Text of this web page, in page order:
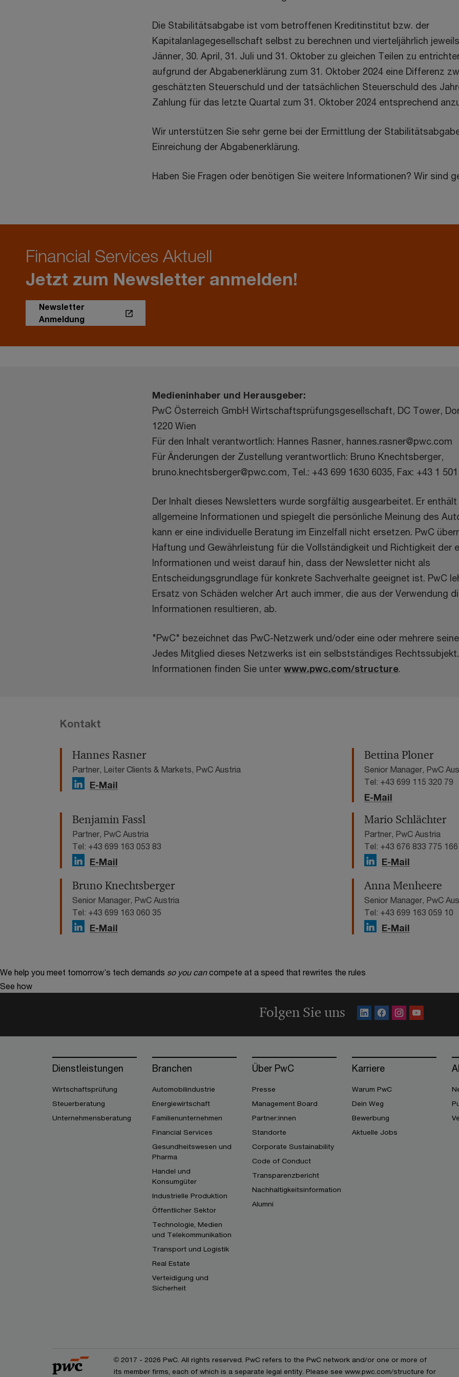
Die Stabilitätsabgabe ist vom betroffenen Kreditinstitut bzw. der
Kapitalanlagegesellschaft selbst zu berechnen und vierteljährlich
Jänner, 30. April, 31. Juli und 31. Oktober zu gleichen Teilen zu
aufgrund der Abgabenerklärung zum 31. Oktober 2024 eine Differenz
geschätzten Steuerschuld und der tatsächlichen Steuerschuld des
Zahlung für das letzte Quartal zum 31. Oktober 2024 entsprechend
Wir unterstützen Sie sehr gerne bei der Ermittlung der
Einreichung der Abgabenerklärung.
Haben Sie Fragen oder benötigen Sie weitere Informationen? Wir sind
Financial Services Aktuell
Jetzt zum Newsletter anmelden!
Newsletter
Anmeldung
Medieninhaber und Herausgeber:
PwC Österreich GmbH Wirtschaftsprüfungsgesellschaft, DC Tower,
1220 Wien
Für den Inhalt verantwortlich: Hannes Rasner, hannes.rasner@pwc.com
Für Änderungen der Zustellung verantwortlich: Bruno Knechtsberger,
bruno.knechtsberger@pwc.com, Tel.: +43 699 1630 6035, Fax: +43 1
Der Inhalt dieses Newsletters wurde sorgfältig ausgearbeitet. Er
allgemeine Informationen und spiegelt die persönliche Meinung des
kann er eine individuelle Beratung im Einzelfall nicht ersetzen. PwC
Haftung und Gewährleistung für die Vollständigkeit und Richtigkeit der
Informationen und weist darauf hin, dass der Newsletter nicht als
Entscheidungsgrundlage für konkrete Sachverhalte geeignet ist. PwC
Ersatz von Schäden welcher Art auch immer, die aus der Verwendung
Informationen resultieren, ab.
"PwC" bezeichnet das PwC-Netzwerk und/oder eine oder mehrere
Jedes Mitglied dieses Netzwerks ist ein selbstständiges
Informationen finden Sie unter www.pwc.com/structure.
Kontakt
Hannes Rasner
Partner, Leiter Clients & Markets, PwC Austria
E-Mail
Bettina Ploner
Senior Manager, PwC
Tel: +43 699 115 320 79
E-Mail
Benjamin Fassl
Partner, PwC Austria
Tel: +43 699 163 053 83
E-Mail
Mario Schlächter
Partner, PwC Austria
Tel: +43 676 833 775 166
E-Mail
Bruno Knechtsberger
Senior Manager, PwC Austria
Tel: +43 699 163 060 35
E-Mail
Anna Menheere
Senior Manager, PwC
Tel: +43 699 163 059 10
E-Mail
We help you meet tomorrow’s tech demands so you can compete at a speed that rewrites the rules
See how
Folgen Sie uns
Dienstleistungen
Wirtschaftsprüfung
Steuerberatung
Unternehmensberatung
Branchen
Automobilindustrie
Energiewirtschaft
Familienunternehmen
Financial Services
Gesundheitswesen und
Pharma
Handel und
Konsumgüter
Industrielle Produktion
Öffentlicher Sektor
Technologie, Medien
und Telekommunikation
Transport und Logistik
Real Estate
Verteidigung und
Sicherheit
Über PwC
Presse
Management Board
Partner:innen
Standorte
Corporate Sustainability
Code of Conduct
Transparenzbericht
Nachhaltigkeitsinformation
Alumni
Karriere
Warum PwC
Dein Weg
Bewerbung
Aktuelle Jobs
© 2017 - 2026 PwC. All rights reserved. PwC refers to the PwC network and/or one or more of
its member firms, each of which is a separate legal entity. Please see www.pwc.com/structure for